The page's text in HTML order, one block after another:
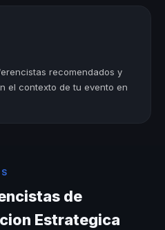
recomendados y
el contexto de tu evento en
de
Estrategica